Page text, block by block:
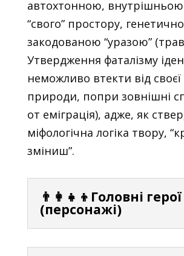
автохтонною,
“свого” простору, генетично
закодованою “уразою”
Утвердження фаталізму
неможливо втекти від своєї
природи, попри зовнішні
от еміграція), адже, як
міфологічна логіка твору,
зміниш”.
👨‍👩‍👧‍👦Головні герої
(персонажі)